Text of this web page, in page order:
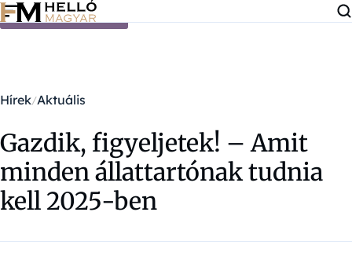
Ugrás a tartalomra
Hírek Aktuális
Gazdik, figyeljetek! – Amit
minden állattartónak tudnia
kell 2025-ben